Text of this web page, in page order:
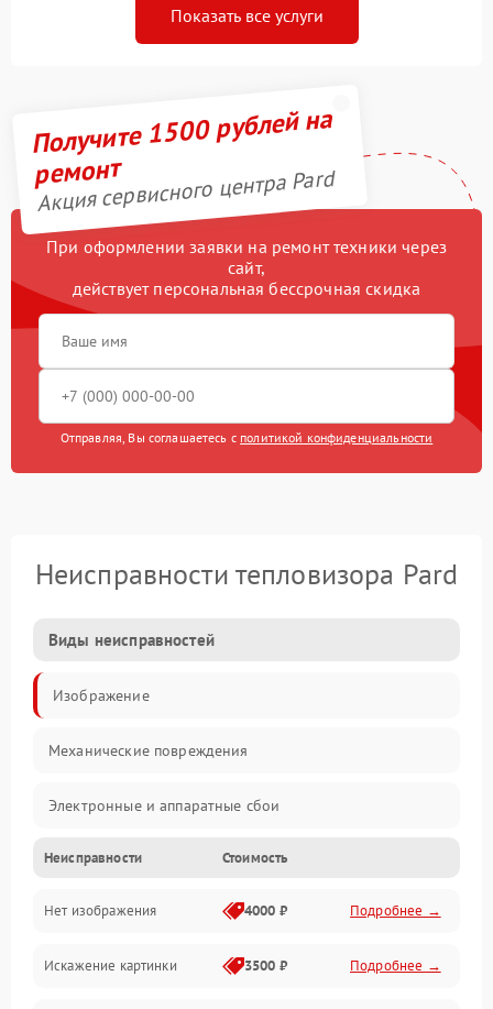
Показать все услуги
Получите 1500 рублей на
ремонт
Акция сервисного центра Pard
При оформлении заявки на ремонт техники через
сайт,
действует персональная бессрочная скидка
Отправляя, Вы соглашаетесь с политикой конфиденциальности
Неисправности тепловизора Pard
Виды неисправностей
Изображение
Механические повреждения
Электронные и аппаратные сбои
Неисправности сенсора и оптики
Программные ошибки
Электропитание
Неисправности Стоимость
Нет изображения 4000 ₽ Подробнее →
Искажение картинки 3500 ₽ Подробнее →